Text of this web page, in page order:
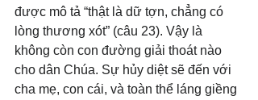
được mô tả “thật là dữ tợn, chẳng có
lòng thương xót” (câu 23). Vậy là
không còn con đường giải thoát nào
cho dân Chúa. Sự hủy diệt sẽ đến với
cha mẹ, con cái, và toàn thể láng giềng